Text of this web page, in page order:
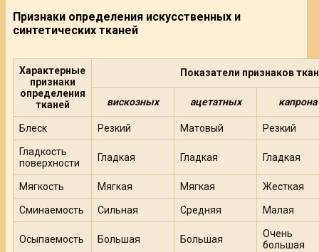
Признаки определения искусственных и
синтетических тканей
Характерные
признаки
определения
тканей
Показатели признаков
вискозных ацетатных капрона
Блеск Резкий Матовый Резкий
Гладкость
поверхности
Гладкая Гладкая Гладкая
Мягкость Мягкая Мягкая Жесткая
Сминаемость Сильная Средняя Малая
Осыпаемость Большая Большая
Очень
большая